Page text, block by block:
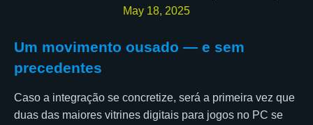
May 18, 2025
Um movimento ousado — e sem
precedentes
Caso a integração se concretize, será a primeira vez que
duas das maiores vitrines digitais para jogos no PC se